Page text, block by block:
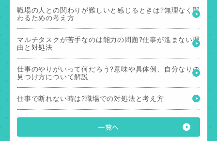
職場の人との関わりが難しいと感じるときは?無理なく関
わるための考え方
マルチタスクが苦手なのは能力の問題?仕事が進まない理
由と対処法
仕事のやりがいって何だろう?意味や具体例、自分なりの
見つけ方について解説
仕事で断れない時は?職場での対処法と考え方
一覧へ